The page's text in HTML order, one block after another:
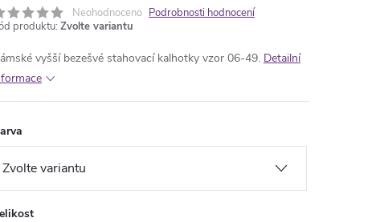
Neohodnoceno Podrobnosti hodnocení
produktu: Zvolte variantu
vyšší bezešvé stahovací kalhotky vzor 06-49. Detailní